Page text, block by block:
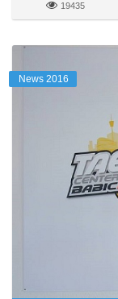
19435
News 2016